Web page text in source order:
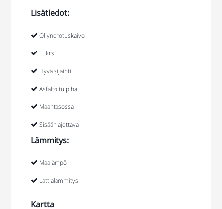
Lisätiedot:
Öljynerotuskaivo
1. krs
Hyvä sijainti
Asfaltoitu piha
Maantasossa
Sisään ajettava
Lämmitys:
Maalämpö
Lattialämmitys
Kartta